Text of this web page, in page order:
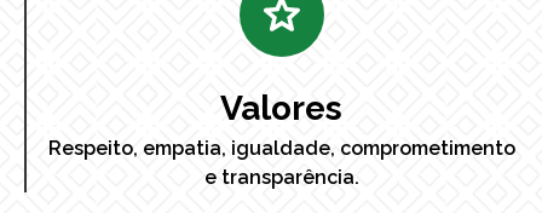
Valores
Respeito, empatia, igualdade, comprometimento
e transparência.